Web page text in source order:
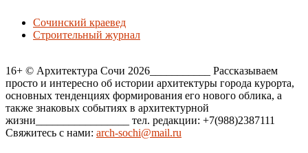
Сочинский краевед
Строительный журнал
16+ © Архитектура Сочи 2026___________ Рассказываем
просто и интересно об истории архитектуры города курорта,
основных тенденциях формирования его нового облика, а
также знаковых событиях в архитектурной
жизни_________________ тел. редакции: +7(988)2387111
Свяжитесь с нами: arch-sochi@mail.ru